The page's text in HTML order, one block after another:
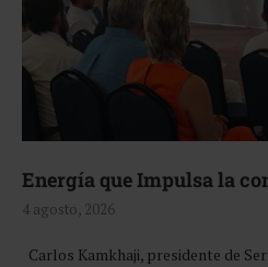
Energía que Impulsa la
4 agosto, 2026
Carlos Kamkhaji, presidente de